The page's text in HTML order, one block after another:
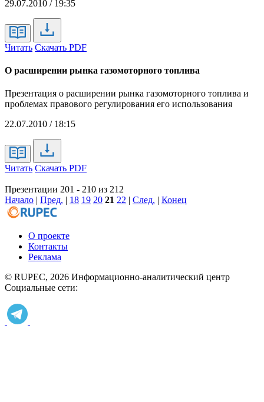
29.07.2010 / 19:35
Читать Скачать PDF
О расширении рынка газомоторного топлива
Презентация о расширении рынка газомоторного топлива и
проблемах правового регулирования его использования
22.07.2010 / 18:15
Читать Скачать PDF
Презентации 201 - 210 из 212
Начало | Пред. | 18 19 20 21 22 | След. | Конец
О проекте
Контакты
Реклама
© RUPEC, 2026 Информационно-аналитический центр
Социальные сети: